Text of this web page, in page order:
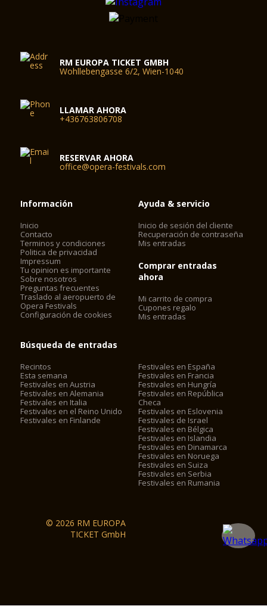
RM EUROPA TICKET GMBH
Wohllebengasse 6/2, Wien-1040
LLAMAR AHORA
+436763806708
RESERVAR AHORA
office@opera-festivals.com
Información
Inicio
Contacto
Terminos y condiciones
Politica de privacidad
Impressum
Tu opinion es importante
Sobre nosotros
Preguntas frecuentes
Traslado al aeropuerto de
Opera Festivals
Configuración de cookies
Ayuda & servicio
Inicio de sesión del cliente
Recuperación de contraseña
Mis entradas
Comprar entradas
ahora
Mi carrito de compra
Cupones regalo
Mis entradas
Búsqueda de entradas
Recintos
Esta semana
Festivales en Austria
Festivales en Alemania
Festivales en Italia
Festivales en el Reino Unido
Festivales en Finlande
Festivales en España
Festivales en Francia
Festivales en Hungría
Festivales en República
Checa
Festivales en Eslovenia
Festivales de Israel
Festivales en Bélgica
Festivales en Islandia
Festivales en Dinamarca
Festivales en Noruega
Festivales en Suiza
Festivales en Serbia
Festivales en Rumania
© 2026 RM EUROPA
TICKET GmbH